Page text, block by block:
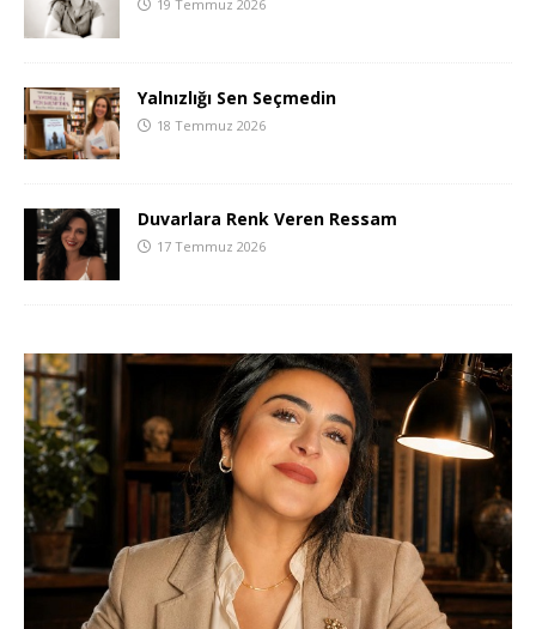
19 Temmuz 2026
Yalnızlığı Sen Seçmedin
18 Temmuz 2026
Duvarlara Renk Veren Ressam
17 Temmuz 2026